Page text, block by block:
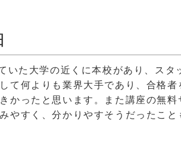
いた大学の近くに本校があり、スタ
て何よりも業界大手であり、合格者
かったと思います。また講座の無料
やすく、分かりやすそうだったこと